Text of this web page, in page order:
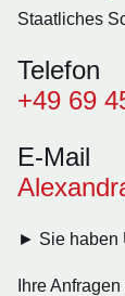
Staatliches
Telefon
+49 69
E-Mail
► Sie haben
Ihre